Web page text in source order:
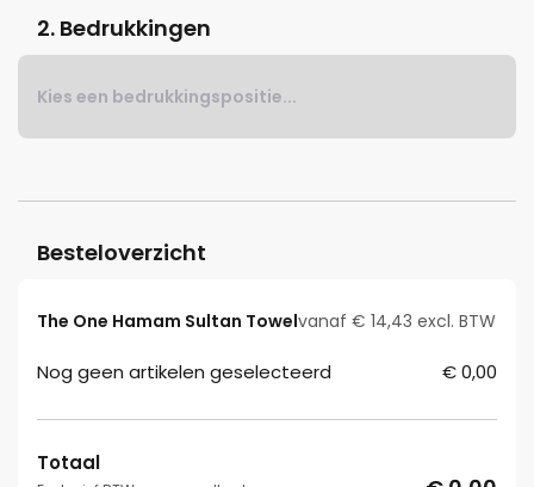
2. Bedrukkingen
Kies een bedrukkingspositie...
Besteloverzicht
The One Hamam Sultan Towelvanaf € 14,43 excl. BTW
Nog geen artikelen geselecteerd € 0,00
Totaal